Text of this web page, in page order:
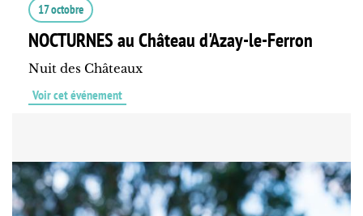
17 octobre
NOCTURNES au Château d'Azay-le-Ferron
Nuit des Châteaux
Voir cet événement